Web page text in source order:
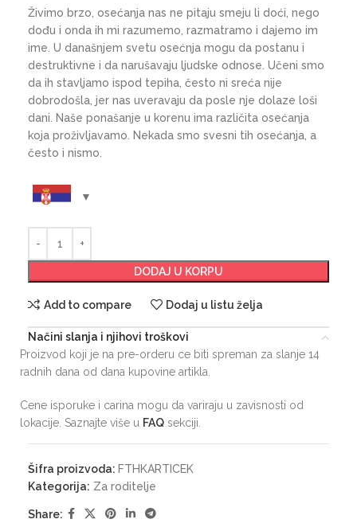
Živimo brzo, osećanja nas ne pitaju smeju li doći, nego
dođu i onda ih mi razumemo, razmatramo i dajemo im
ime. U današnjem svetu osećnja mogu da postanu i
destruktivne i da narušavaju ljudske odnose. Učeni smo
da ih stavljamo ispod tepiha, često ni sreća nije
dobrodošla, jer nas uveravaju da posle nje dolaze loši
dani. Naše ponašanje u korenu ima različita osećanja
koja proživljavamo. Nekada smo svesni tih osećanja, a
često i nismo.
DODAJ U KORPU
Add to compare Dodaj u listu želja
Načini slanja i njihovi troškovi
Proizvod koji je na pre-orderu ce biti spreman za slanje 14
radnih dana od dana kupovine artikla.
Cene isporuke i carina mogu da variraju u zavisnosti od
lokacije. Saznajte više u FAQ sekciji.
Šifra proizvoda: FTHKARTICEK
Kategorija: Za roditelje
Share: